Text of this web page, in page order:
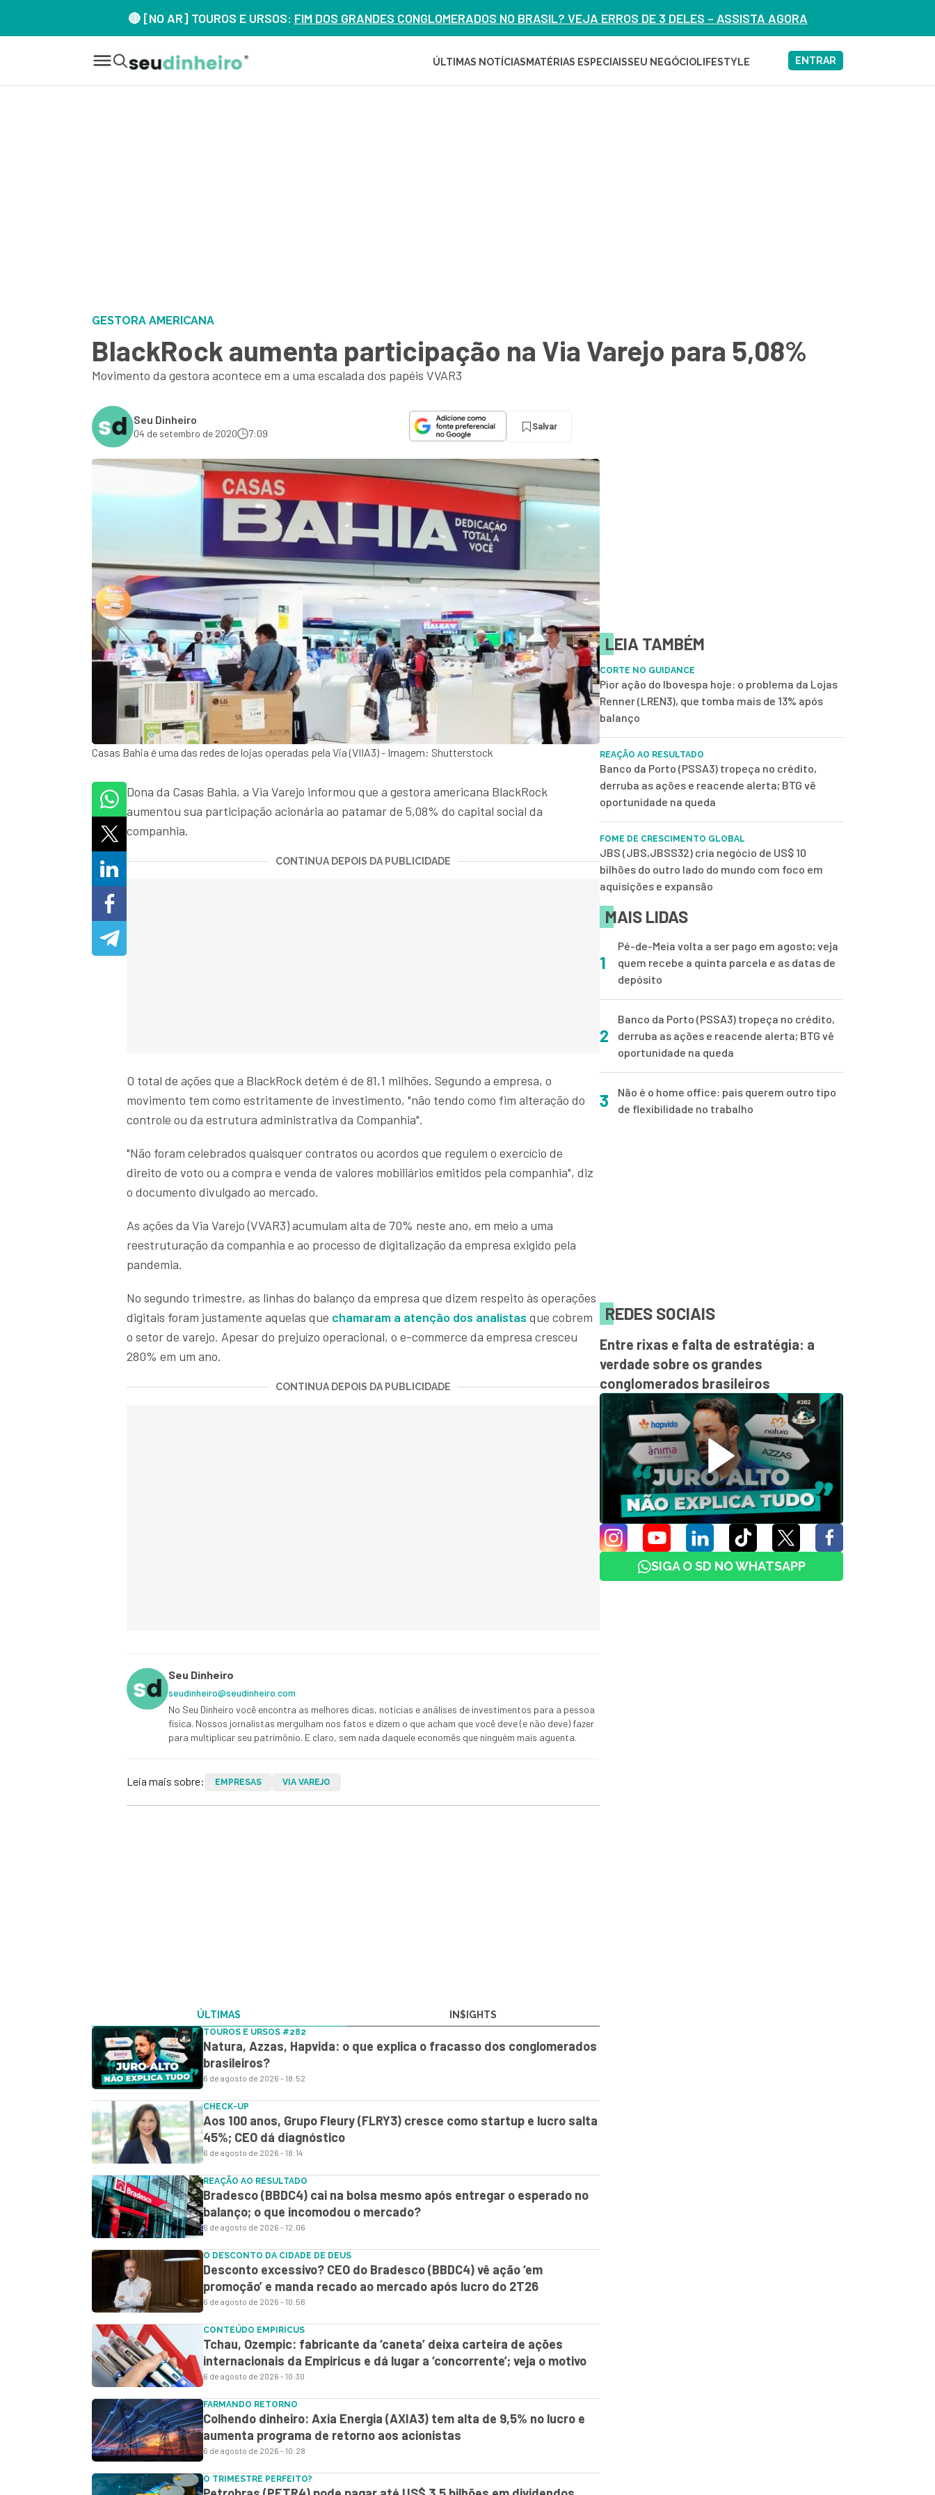
🔴 [NO AR] TOUROS E URSOS: FIM DOS GRANDES CONGLOMERADOS NO BRASIL? VEJA ERROS DE 3 DELES – ASSISTA AGORA
ÚLTIMAS NOTÍCIAS MATÉRIAS ESPECIAISSEU NEGÓCIOLIFESTYLE ENTRAR
GESTORA AMERICANA
BlackRock aumenta participação na Via Varejo para 5,08%
Movimento da gestora acontece em a uma escalada dos papéis VVAR3
Seu Dinheiro
04 de setembro de 2020 7:09
Salvar
Casas Bahia é uma das redes de lojas operadas pela Via (VIIA3) - Imagem: Shutterstock
Dona da Casas Bahia, a Via Varejo informou que a gestora americana BlackRock
aumentou sua participação acionária ao patamar de 5,08% do capital social da
companhia.
CONTINUA DEPOIS DA PUBLICIDADE
O total de ações que a BlackRock detém é de 81,1 milhões. Segundo a empresa, o
movimento tem como estritamente de investimento, "não tendo como fim alteração do
controle ou da estrutura administrativa da Companhia".
"Não foram celebrados quaisquer contratos ou acordos que regulem o exercício de
direito de voto ou a compra e venda de valores mobiliários emitidos pela companhia", diz
o documento divulgado ao mercado.
As ações da Via Varejo (VVAR3) acumulam alta de 70% neste ano, em meio a uma
reestruturação da companhia e ao processo de digitalização da empresa exigido pela
pandemia.
No segundo trimestre, as linhas do balanço da empresa que dizem respeito às operações
digitais foram justamente aquelas que chamaram a atenção dos analistas que cobrem
o setor de varejo. Apesar do prejuízo operacional, o e-commerce da empresa cresceu
280% em um ano.
CONTINUA DEPOIS DA PUBLICIDADE
Seu Dinheiro
seudinheiro@seudinheiro.com
No Seu Dinheiro você encontra as melhores dicas, notícias e análises de investimentos para a pessoa
física. Nossos jornalistas mergulham nos fatos e dizem o que acham que você deve (e não deve) fazer
para multiplicar seu patrimônio. E claro, sem nada daquele economês que ninguém mais aguenta.
Leia mais sobre: EMPRESAS VIA VAREJO
ÚLTIMAS IN$IGHTS
TOUROS E URSOS #282
Natura, Azzas, Hapvida: o que explica o fracasso dos conglomerados
brasileiros?
6 de agosto de 2026 - 18:52
CHECK-UP
Aos 100 anos, Grupo Fleury (FLRY3) cresce como startup e lucro salta
45%; CEO dá diagnóstico
6 de agosto de 2026 - 18:14
REAÇÃO AO RESULTADO
Bradesco (BBDC4) cai na bolsa mesmo após entregar o esperado no
balanço; o que incomodou o mercado?
6 de agosto de 2026 - 12:06
O DESCONTO DA CIDADE DE DEUS
Desconto excessivo? CEO do Bradesco (BBDC4) vê ação ‘em
promoção’ e manda recado ao mercado após lucro do 2T26
6 de agosto de 2026 - 10:56
CONTEÚDO EMPIRICUS
Tchau, Ozempic: fabricante da ‘caneta’ deixa carteira de ações
internacionais da Empiricus e dá lugar a ‘concorrente’; veja o motivo
6 de agosto de 2026 - 10:30
FARMANDO RETORNO
Colhendo dinheiro: Axia Energia (AXIA3) tem alta de 9,5% no lucro e
aumenta programa de retorno aos acionistas
6 de agosto de 2026 - 10:28
O TRIMESTRE PERFEITO?
LEIA TAMBÉM
CORTE NO GUIDANCE
Pior ação do Ibovespa hoje: o problema da Lojas
Renner (LREN3), que tomba mais de 13% após
balanço
REAÇÃO AO RESULTADO
Banco da Porto (PSSA3) tropeça no crédito,
derruba as ações e reacende alerta; BTG vê
oportunidade na queda
FOME DE CRESCIMENTO GLOBAL
JBS (JBS,JBSS32) cria negócio de US$ 10
bilhões do outro lado do mundo com foco em
aquisições e expansão
MAIS LIDAS
1
Pé-de-Meia volta a ser pago em agosto; veja
quem recebe a quinta parcela e as datas de
depósito
2
Banco da Porto (PSSA3) tropeça no crédito,
derruba as ações e reacende alerta; BTG vê
oportunidade na queda
3
Não é o home office: pais querem outro tipo
de flexibilidade no trabalho
REDES SOCIAIS
Entre rixas e falta de estratégia: a
verdade sobre os grandes
conglomerados brasileiros
SIGA O SD NO WHATSAPP